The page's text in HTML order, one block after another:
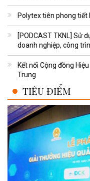
Polytex tiên phong
[PODCAST TKNL] Sử
doanh nghiệp, công
Kết nối Cộng đồng
Trung
TIÊU ĐIỂM